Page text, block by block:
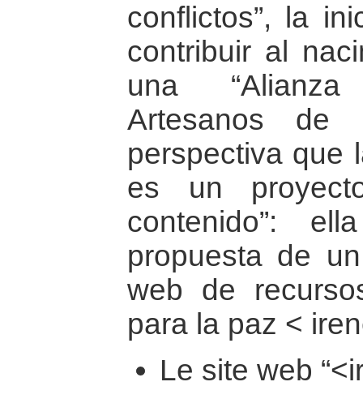
conflictos”, la
contribuir al
una
Artesanos
perspectiva que
es un
contenido”:
propuesta de
web de
para la paz <
Le site web